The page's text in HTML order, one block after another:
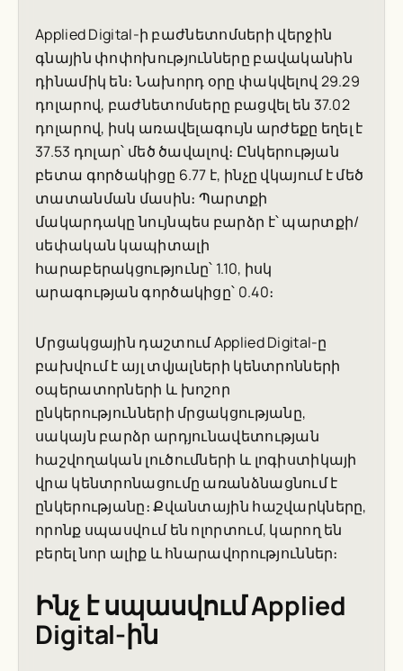
Applied Digital-ի բաժնետոմսերի վերջին
գնային փոփոխությունները բավականին
դինամիկ են։ Նախորդ օրը փակվելով 29.29
դոլարով, բաժնետոմսերը բացվել են 37.02
դոլարով, իսկ առավելագույն արժեքը եղել է
37.53 դոլար՝ մեծ ծավալով։ Ընկերության
բետա գործակիցը 6.77 է, ինչը վկայում է մեծ
տատանման մասին։ Պարտքի
մակարդակը նույնպես բարձր է՝ պարտքի/
սեփական կապիտալի
հարաբերակցությունը՝ 1.10, իսկ
արագության գործակիցը՝ 0.40։
Մրցակցային դաշտում Applied Digital-ը
բախվում է այլ տվյալների կենտրոնների
օպերատորների և խոշոր
ընկերությունների մրցակցությանը,
սակայն բարձր արդյունավետության
հաշվողական լուծումների և լոգիստիկայի
վրա կենտրոնացումը առանձնացնում է
ընկերությանը։ Քվանտային հաշվարկները,
որոնք սպասվում են ոլորտում, կարող են
բերել նոր ալիք և հնարավորություններ։
Ինչ է սպասվում Applied
Digital-ին